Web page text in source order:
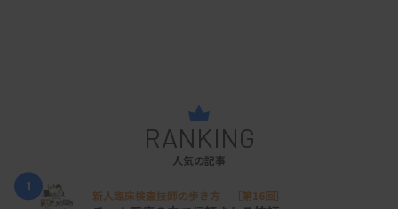
RANKING
人気の記事
1
新人臨床検査技師の歩き方 ［第16回］